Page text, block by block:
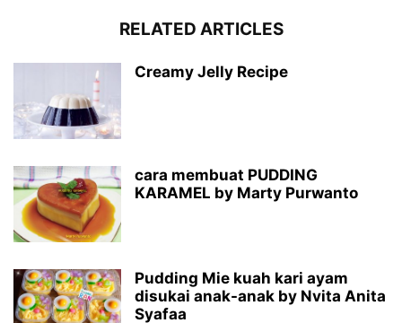
RELATED ARTICLES
Creamy Jelly Recipe
cara membuat PUDDING
KARAMEL by Marty Purwanto
Pudding Mie kuah kari ayam
disukai anak-anak by Nvita Anita
Syafaa